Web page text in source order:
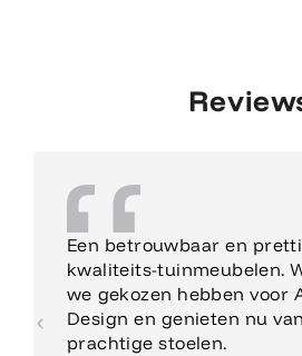
Een betrouwbaar en
kwaliteits-tuinmeubelen.
we gekozen hebben voor
Design en genieten nu
prachtige stoelen.